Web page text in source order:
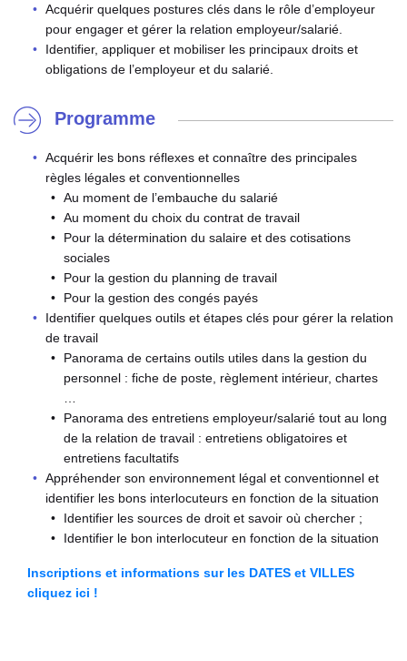
Acquérir quelques postures clés dans le rôle d’employeur
pour engager et gérer la relation employeur/salarié.
Identifier, appliquer et mobiliser les principaux droits et
obligations de l’employeur et du salarié.
Programme
Acquérir les bons réflexes et connaître des principales
règles légales et conventionnelles
Au moment de l’embauche du salarié
Au moment du choix du contrat de travail
Pour la détermination du salaire et des cotisations
sociales
Pour la gestion du planning de travail
Pour la gestion des congés payés
Identifier quelques outils et étapes clés pour gérer la relation
de travail
Panorama de certains outils utiles dans la gestion du
personnel : fiche de poste, règlement intérieur, chartes
Panorama des entretiens employeur/salarié tout au long
de la relation de travail : entretiens obligatoires et
entretiens facultatifs
Appréhender son environnement légal et conventionnel et
identifier les bons interlocuteurs en fonction de la situation
Identifier les sources de droit et savoir où chercher ;
Identifier le bon interlocuteur en fonction de la situation
Inscriptions et informations sur les DATES et VILLES
cliquez ici !